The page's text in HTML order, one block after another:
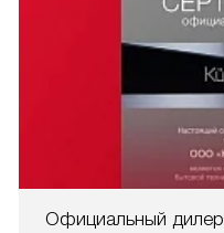
Официальный дилер